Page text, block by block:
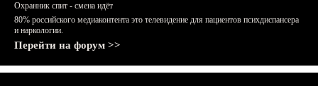
Охранник спит - смена идёт
80% российского медиаконтента это телевидение для пациентов психдиспансера
и наркологии.
Перейти на форум >>